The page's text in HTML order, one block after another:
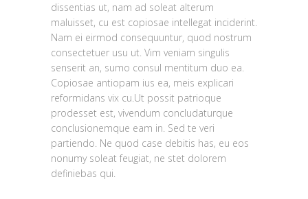
dissentias ut, nam ad soleat alterum
maluisset, cu est copiosae intellegat inciderint.
Nam ei eirmod consequuntur, quod nostrum
consectetuer usu ut. Vim veniam singulis
senserit an, sumo consul mentitum duo ea.
Copiosae antiopam ius ea, meis explicari
reformidans vix cu.Ut possit patrioque
prodesset est, vivendum concludaturque
conclusionemque eam in. Sed te veri
partiendo. Ne quod case debitis has, eu eos
nonumy soleat feugiat, ne stet dolorem
definiebas qui.